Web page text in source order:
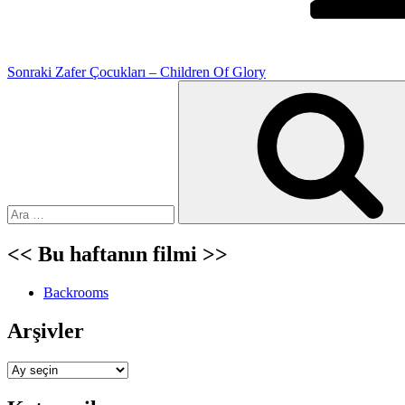
Sonraki Zafer Çocukları – Children Of Glory
<< Bu haftanın filmi >>
Backrooms
Arşivler
Arşivler